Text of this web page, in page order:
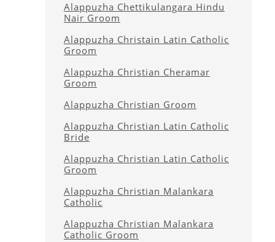
Alappuzha Chettikulangara Hindu
Nair Groom
Alappuzha Christain Latin Catholic
Groom
Alappuzha Christian Cheramar
Groom
Alappuzha Christian Groom
Alappuzha Christian Latin Catholic
Bride
Alappuzha Christian Latin Catholic
Groom
Alappuzha Christian Malankara
Catholic
Alappuzha Christian Malankara
Catholic Groom